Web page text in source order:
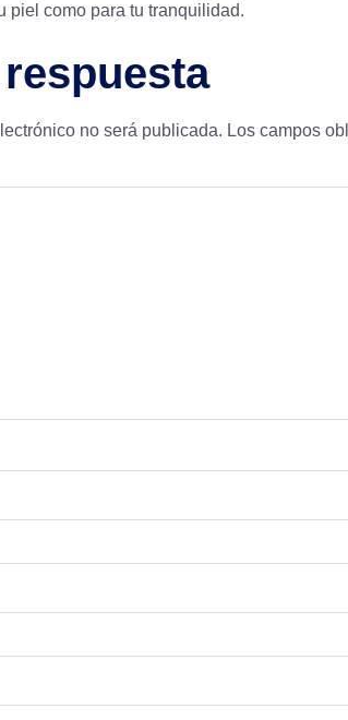
piel como para tu tranquilidad.
no será publicada. Los campos